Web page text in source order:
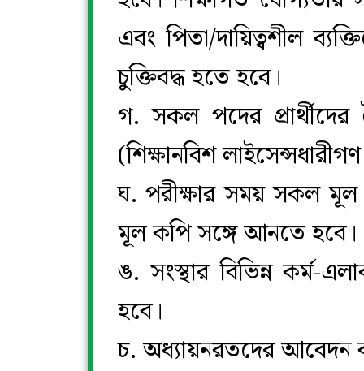
এবং পিতা/দায়িত্বশীল
চুক্তিবদ্ধ হতে হবে।
গ. সকল পদের প্রার্থীদের
(শিক্ষানবিশ
ঘ. পরীক্ষার সময় সকল মূল
মূল কপি সঙ্গে আনতে হবে।
ঙ. সংস্থার বিভিন্ন কর্ম-
হবে।
চ. অধ্যায়নরতদের